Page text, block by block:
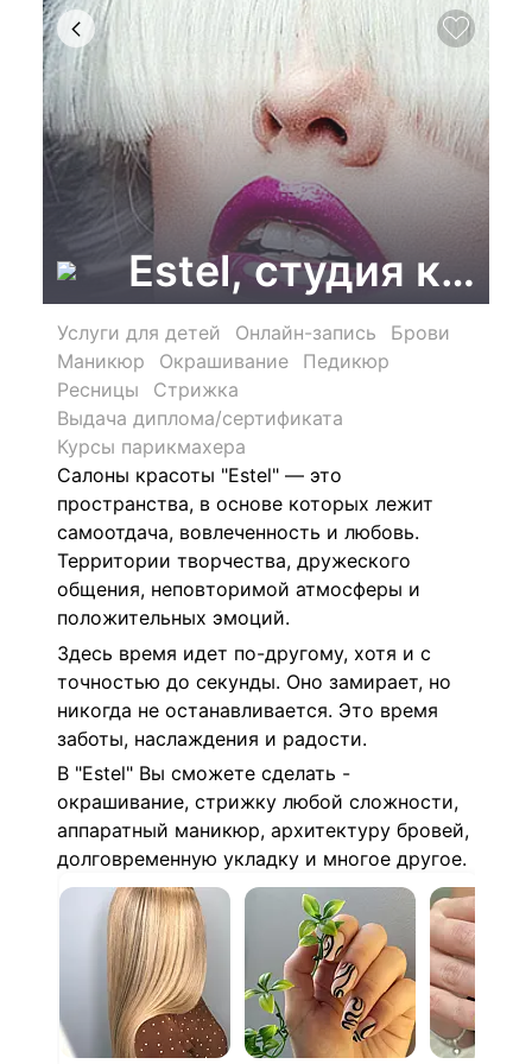
Estel, студия
Услуги для детей Онлайн-запись
Брови
Маникюр
Окрашивание
Педикюр
Ресницы
Стрижка
Выдача диплома/сертификата
Курсы парикмахера
Салоны красоты "Estel" — это
пространства, в основе которых лежит
самоотдача, вовлеченность и любовь.
Территории творчества, дружеского
общения, неповторимой атмосферы и
положительных эмоций.
Здесь время идет по-другому, хотя и с
точностью до секунды. Оно замирает, но
никогда не останавливается. Это время
заботы, наслаждения и радости.
В "Estel" Вы сможете сделать -
окрашивание, стрижку любой сложности,
аппаратный маникюр, архитектуру бровей,
долговременную укладку и многое другое.